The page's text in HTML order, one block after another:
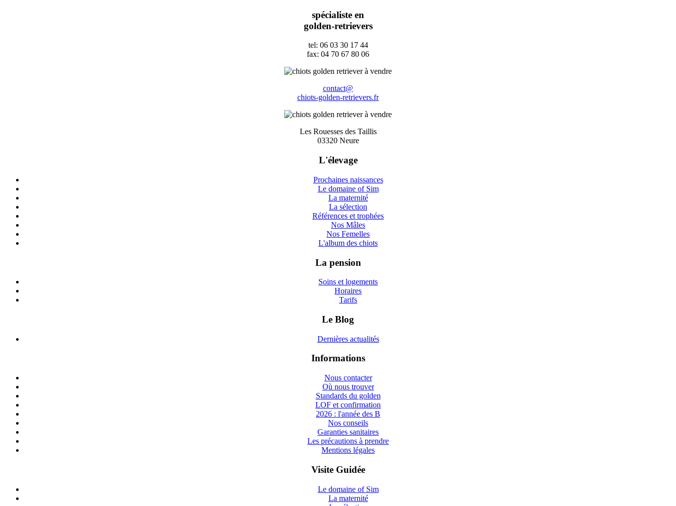
spécialiste en
golden-retrievers
tel: 06 03 30 17 44
fax: 04 70 67 80 06
contact@
chiots-golden-retrievers.fr
Les Rouesses des Taillis
03320 Neure
L'élevage
Prochaines naissances
Le domaine of Sim
La maternité
La sélection
Références et trophées
Nos Mâles
Nos Femelles
L'album des chiots
La pension
Soins et logements
Horaires
Tarifs
Le Blog
Dernières actualités
Informations
Nous contacter
Où nous trouver
Standards du golden
LOF et confirmation
2026 : l'année des B
Nos conseils
Garanties sanitaires
Les précautions à prendre
Mentions légales
Visite Guidée
Le domaine of Sim
La maternité